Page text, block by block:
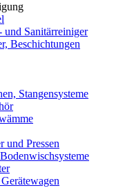
und Sanitärreiniger
Beschichtungen
Stangensysteme
und Pressen